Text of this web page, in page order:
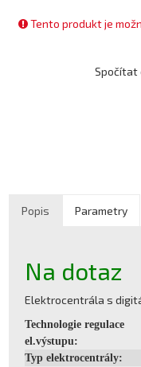
Tento produkt je
Spočítat
Popis Parametry
Na dotaz
Elektrocentrála s
Technologie regulace
el.výstupu:
Typ elektrocentrály: